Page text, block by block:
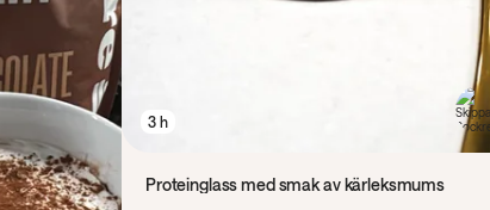
3 h
Proteinglass med smak av kärleksmums